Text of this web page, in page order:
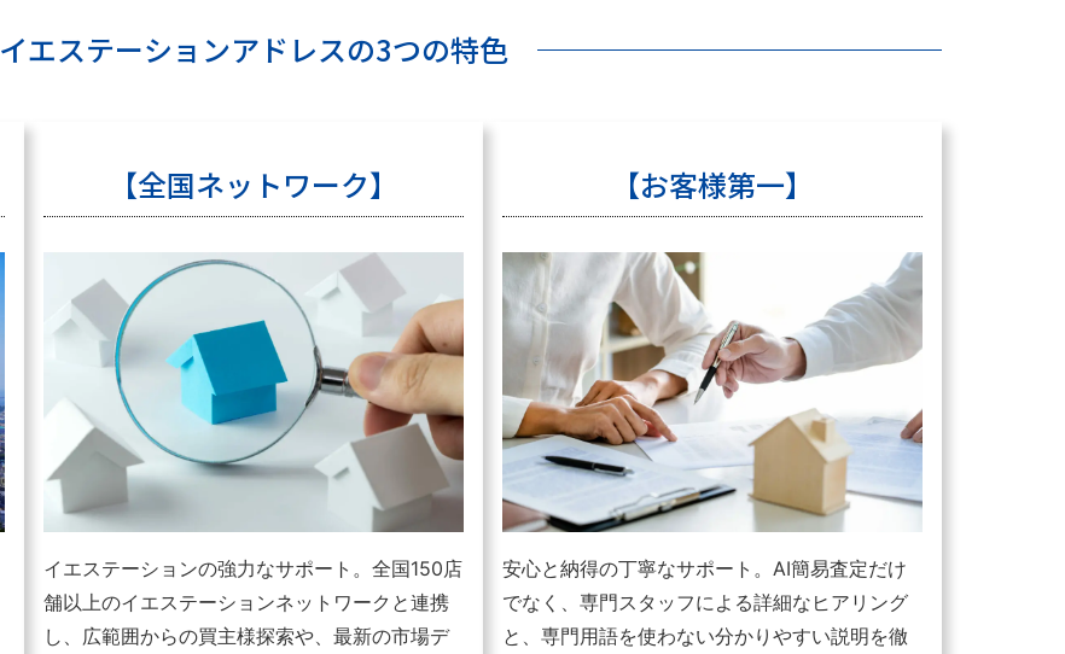
イエステーションアドレスの3つの特色
【全国ネットワーク】
イエステーションの強力なサポート。全国150店
舗以上のイエステーションネットワークと連携
し、広範囲からの買主様探索や、最新の市場デ
【お客様第一】
安心と納得の丁寧なサポート。AI簡易査定だけ
でなく、専門スタッフによる詳細なヒアリング
と、専門用語を使わない分かりやすい説明を徹